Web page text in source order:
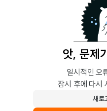
앗, 문제
일시적인 오
잠시 후에 다시
새로